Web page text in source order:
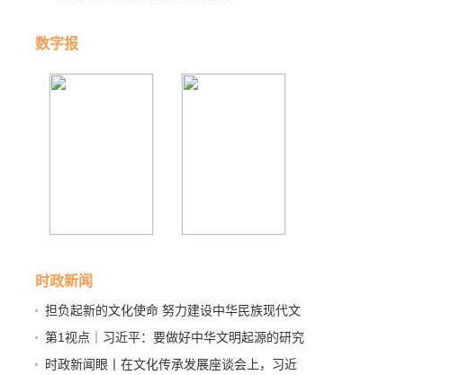
数字报
时政新闻
担负起新的文化使命 努力建设中华民族现代文
明
第1视点｜习近平：要做好中华文明起源的研究
和阐释
时政新闻眼丨在文化传承发展座谈会上，习近